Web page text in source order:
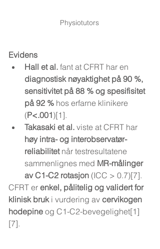
Physiotutors
Evidens
Hall et al. fant at CFRT har en
diagnostisk nøyaktighet på 90 %,
sensitivitet på 88 % og spesifisitet
på 92 % hos erfarne klinikere
(P<.001)[1].
Takasaki et al. viste at CFRT har
høy intra- og interobservatør-
reliabilitet når testresultatene
sammenlignes med MR-målinger
av C1-C2 rotasjon (ICC > 0.7)[7].
CFRT er enkel, pålitelig og validert for
klinisk bruk i vurdering av cervikogen
hodepine og C1-C2-bevegelighet[1]
[7].